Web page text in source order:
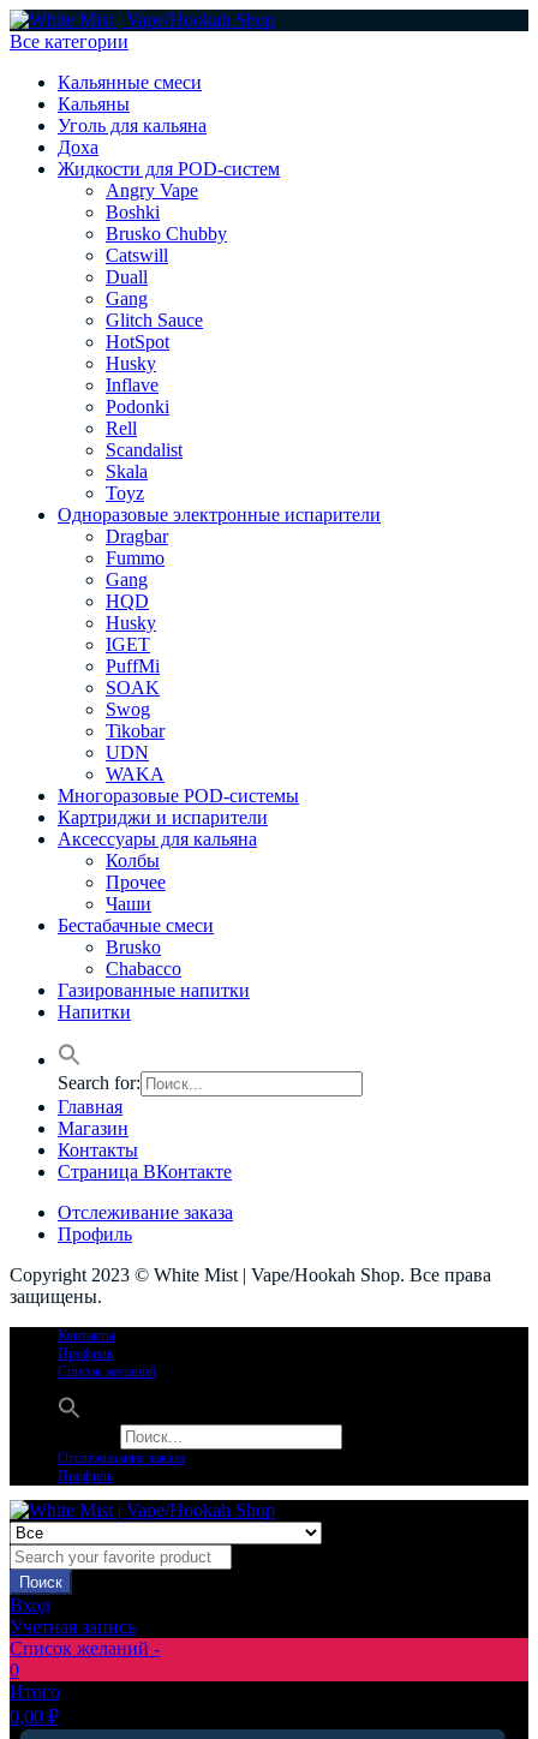
Все категории
Кальянные смеси
Кальяны
Уголь для кальяна
Доха
Жидкости для POD-систем
Angry Vape
Boshki
Brusko Chubby
Catswill
Duall
Gang
Glitch Sauce
HotSpot
Husky
Inflave
Podonki
Rell
Scandalist
Skala
Toyz
Одноразовые электронные испарители
Dragbar
Fummo
Gang
HQD
Husky
IGET
PuffMi
SOAK
Swog
Tikobar
UDN
WAKA
Многоразовые POD-системы
Картриджи и испарители
Аксессуары для кальяна
Колбы
Прочее
Чаши
Бестабачные смеси
Brusko
Chabacco
Газированные напитки
Напитки
Search for:
Главная
Магазин
Контакты
Страница ВКонтакте
Отслеживание заказа
Профиль
Copyright 2023 © White Mist | Vape/Hookah Shop. Все права
защищены.
Контакты
Профиль
Список желаний
Отслеживание заказа
Профиль
Поиск
Вход
Учетная запись
Список желаний -
0
Итого
0,00 ₽